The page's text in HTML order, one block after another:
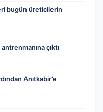
bugün üreticilerin
çıktı
Anıtkabir’e